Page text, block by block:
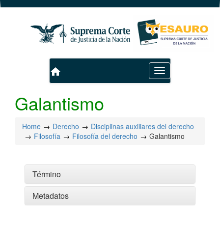
Toggle
navigation
home
Galantismo
Home Derecho
Disciplinas auxiliares del derecho
Filosofía
Filosofía del derecho Galantismo
Término
Metadatos